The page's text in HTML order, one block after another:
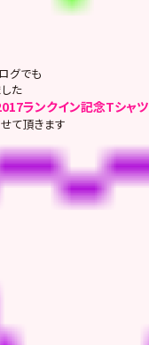
グでも
た
ランクイン記念Tシャツ
て頂きます